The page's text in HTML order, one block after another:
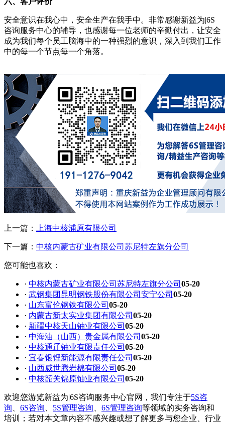
安全意识在我心中，安全生产在我手中。非常感谢新益为|6S
咨询服务中心的辅导，也感谢每一位老师的辛勤付出，让安全
成为我们每个员工脑海中的一种强烈的意识，深入到我们工作
中的每一个节点每一个角落。
上一篇： 上海中核浦原有限公司
下一篇： 中核内蒙古矿业有限公司苏尼特左旗分公司
您可能也喜欢：
· 中核内蒙古矿业有限公司苏尼特左旗分公司 05-20
· 武钢集团昆明钢铁股份有限公司安宁公司 05-20
· 山东富伦钢铁有限公司 05-20
· 内蒙古新太实业集团有限公司 05-20
· 新疆中核天山铀业有限公司 05-20
· 中海油（山西）贵金属有限公司 05-20
· 中核通辽铀业有限责任公司 05-20
· 宜春银锂新能源有限责任公司 05-20
· 山西威世腾岩棉有限公司 05-20
· 中核韶关锦原铀业有限公司 05-20
欢迎您游览新益为|6S咨询服务中心官网，我们专注于5S咨
询
6S咨询 5S管理咨询 6S管理咨询等领域的实务咨询和
培训；若对本文章内容不感兴趣或想了解更多与您企业、行业